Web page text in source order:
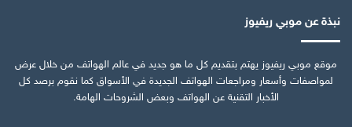
نبذة عن موبي ريفيوز
موقع موبي ريفيوز يهتم بتقديم كل ما هو جديد في عالم الهواتف من خلال عرض
لمواصفات وأسعار ومراجعات الهواتف الجديدة في الأسواق كما نقوم برصد كل
الأخبار التقنية عن الهواتف وبعض الشروحات الهامة.